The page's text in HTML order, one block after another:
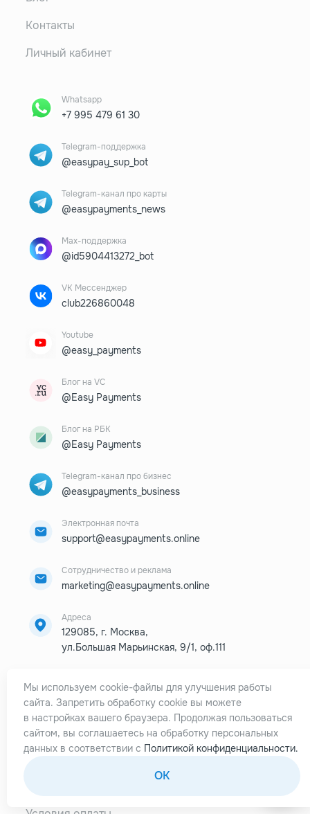
Контакты
Личный кабинет
Whatsapp
+7 995 479 61 30
Telegram-поддержка
@easypay_sup_bot
Telegram-канал про карты
@easypayments_news
Max-поддержка
@id5904413272_bot
VK Мессенджер
club226860048
Youtube
@easy_payments
Блог на VC
@Easy Payments
Блог на РБК
@Easy Payments
Telegram-канал про бизнес
@easypayments_business
Электронная почта
support@easypayments.online
Сотрудничество и реклама
marketing@easypayments.online
Адреса
129085, г. Москва,
ул.Большая Марьинская, 9/1, оф.111
PMB 3055, London, N1 7AA, UK
525 Randall Ave Cheyenne,
WY 82001, USA
Мы используем cookie-файлы для улучшения работы
сайта. Запретить обработку cookie вы можете
в настройках вашего браузера. Продолжая пользоваться
сайтом, вы соглашаетесь на обработку персональных
данных в соответствии с Политикой конфиденциальности.
OK